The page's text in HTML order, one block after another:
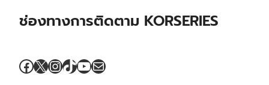
ช่องทางการติดตาม KORSERIES
Facebook
X Instagram
TikTok
YouTube
Mail